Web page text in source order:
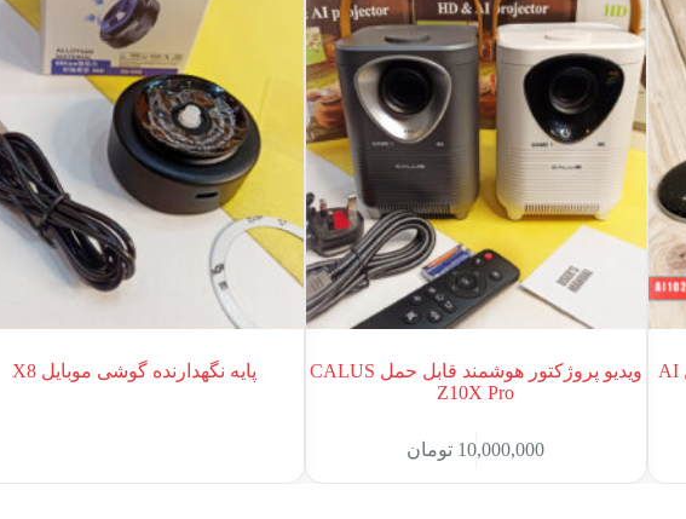
مترجم صوتی هوشمند قابل حمل مدل AI
ویدیو پروژکتور هوشمند قابل حمل CALUS
Z10X Pro
10,000,000 تومان
پایه نگهدارنده گوشی موبایل X8